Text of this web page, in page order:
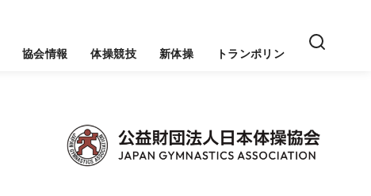
協会情報 体操競技 新体操 トランポリン